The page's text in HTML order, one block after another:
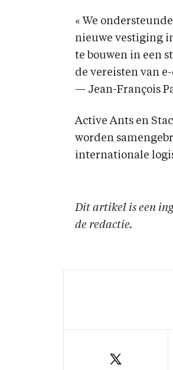
« We
nieuwe vestiging
te bouwen in een
de vereisten van
​— Jean-François
Active Ants en
worden
internationale
Dit artikel is een
de redactie.